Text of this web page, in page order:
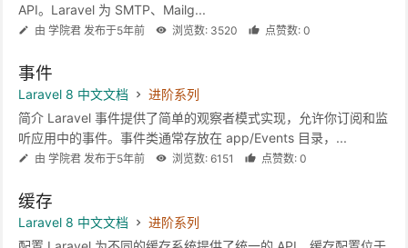
API。Laravel 为 SMTP、Mailg...
由 学院君 发布于5年前 浏览数: 3520 点赞数: 0
事件
Laravel 8 中文文档
进阶系列
简介 Laravel 事件提供了简单的观察者模式实现，允许你订阅和监
听应用中的事件。事件类通常存放在 app/Events 目录，...
由 学院君 发布于5年前 浏览数: 6151 点赞数: 0
缓存
Laravel 8 中文文档
进阶系列